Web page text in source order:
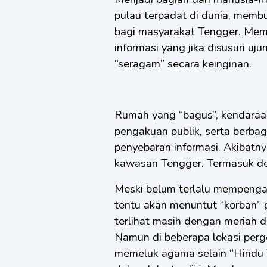
pulau terpadat di dunia,
bagi masyarakat Tengger.
informasi yang jika disusuri
“seragam” secara keinginan.
Rumah yang “bagus”,
pengakuan publik, serta
penyebaran informasi.
kawasan Tengger. Termasuk
Meski belum terlalu
tentu akan menuntut
terlihat masih dengan meriah
Namun di beberapa lokasi
memeluk agama selain